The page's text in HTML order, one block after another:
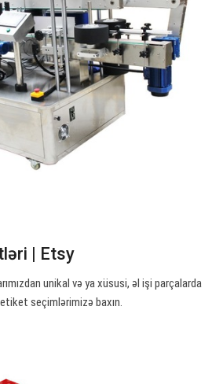
| Etsy
unikal və ya xüsusi, əl işi parçalarda
seçimlərimizə baxın.